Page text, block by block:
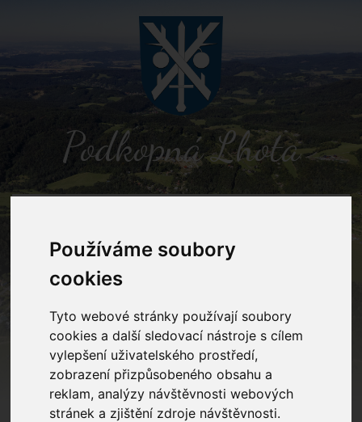
Používáme soubory
cookies
Tyto webové stránky používají soubory
cookies a další sledovací nástroje s cílem
vylepšení uživatelského prostředí,
zobrazení přizpůsobeného obsahu a
reklam, analýzy návštěvnosti webových
stránek a zjištění zdroje návštěvnosti.
Podkopná Lhota
Detail novinky
Podkopná Lhota Novinky
Dotazník pro obyvatele obcí na
Vizovicku a Slušovicku